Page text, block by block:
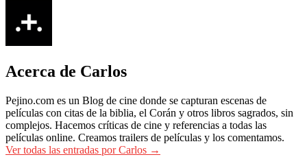
Acerca de Carlos
Pejino.com es un Blog de cine donde se capturan escenas de
películas con citas de la biblia, el Corán y otros libros sagrados, sin
complejos. Hacemos críticas de cine y referencias a todas las
películas online. Creamos trailers de películas y los comentamos.
Ver todas las entradas por Carlos →